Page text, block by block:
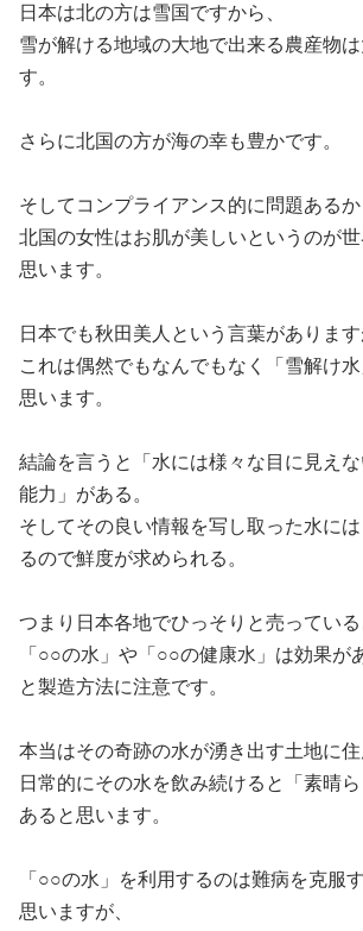
日本は北の方は雪国ですから、
雪が解ける地域の大地で出来る農産物
す。
さらに北国の方が海の幸も豊かです。
そしてコンプライアンス的に問題あるか
北国の女性はお肌が美しいというのが
思います。
日本でも秋田美人という言葉があります
これは偶然でもなんでもなく「雪解け
思います。
結論を言うと「水には様々な目に見え
能力」がある。
そしてその良い情報を写し取った水に
るので鮮度が求められる。
つまり日本各地でひっそりと売っている
「○○の水」や「○○の健康水」は効果が
と製造方法に注意です。
本当はその奇跡の水が湧き出す土地に住
日常的にその水を飲み続けると「素晴
あると思います。
「○○の水」を利用するのは難病を克服
思いますが、